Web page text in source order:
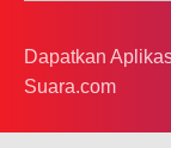
Dapatkan
Suara.com